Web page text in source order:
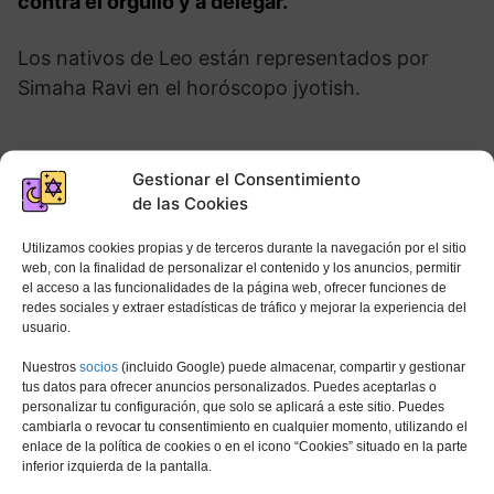
Gestionar el Consentimiento
de las Cookies
Utilizamos cookies propias y de terceros durante la navegación por el sitio
web, con la finalidad de personalizar el contenido y los anuncios, permitir
el acceso a las funcionalidades de la página web, ofrecer funciones de
redes sociales y extraer estadísticas de tráfico y mejorar la experiencia del
usuario.
Nuestros socios (incluido Google) puede almacenar, compartir y gestionar
tus datos para ofrecer anuncios personalizados. Puedes aceptarlas o
personalizar tu configuración, que solo se aplicará a este sitio. Puedes
cambiarla o revocar tu consentimiento en cualquier momento, utilizando el
enlace de la política de cookies o en el icono “Cookies” situado en la parte
inferior izquierda de la pantalla.
Los nativos de Leo están representados por
Simaha Ravi en el horóscopo jyotish.
Kanta Budha (23 de agosto –
23 de septiembre)
Organizados, ladisciplina es natural para ellos
y tienden a apegarse a su palabra.Los nativos
de este signo del horóscopo hindú son muy
estimados en la sociedad porque siempre están
dispuestos a echar una mano.
Los celos juegan en su contray, a veces, les
cuesta relajarse y reducir el ritmo.